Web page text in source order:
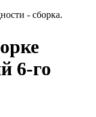
- сборка.
6-го